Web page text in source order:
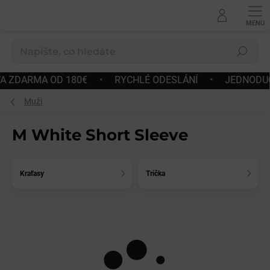
Hledat
OD 180€ • RYCHLÉ ODESLÁNÍ • JEDNODUCHÉ
Muži
M White Short Sleeve
Kraťasy Trička